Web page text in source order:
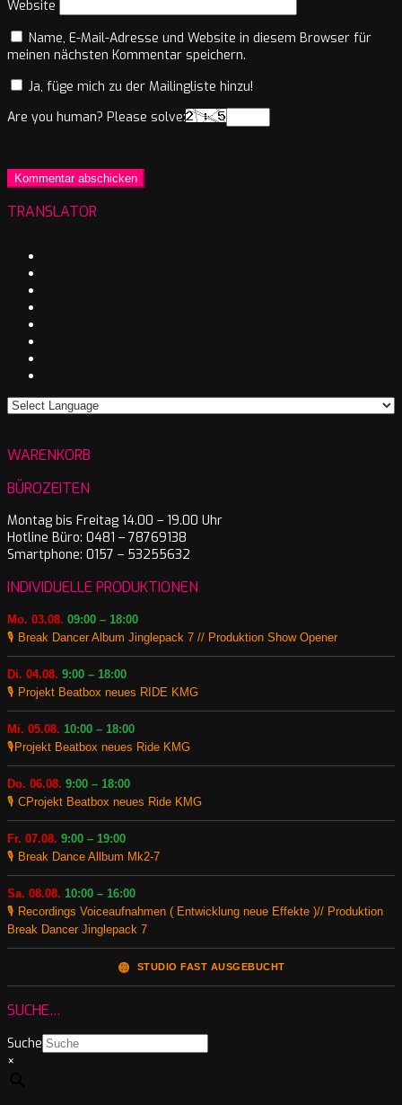
Website
Name, E-Mail-Adresse und Website in diesem Browser für
meinen nächsten Kommentar speichern.
Ja, füge mich zu der Mailingliste hinzu!
Are you human? Please solve:
TRANSLATOR
WARENKORB
BÜROZEITEN
Montag bis Freitag 14.00 – 19.00 Uhr
Hotline Büro: 0481 – 78769138
Smartphone: 0157 – 53255632
INDIVIDUELLE PRODUKTIONEN
Mo. 03.08. 09:00 – 18:00
🎙️ Break Dancer Album Jinglepack 7 // Produktion Show Opener
Di. 04.08. 9:00 – 18:00
🎙️ Projekt Beatbox neues RIDE KMG
Mi. 05.08. 10:00 – 18:00
🎙️Projekt Beatbox neues Ride KMG
Do. 06.08. 9:00 – 18:00
🎙️ CProjekt Beatbox neues Ride KMG
Fr. 07.08. 9:00 – 19:00
🎙️ Break Dance Allbum Mk2-7
Sa. 08.08. 10:00 – 16:00
🎙️ Recordings Voiceaufnahmen ( Entwicklung neue Effekte )// Produktion
Break Dancer Jinglepack 7
🟠 STUDIO FAST AUSGEBUCHT
SUCHE…
Suche
×